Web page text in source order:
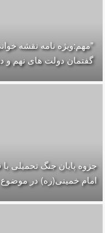
"مهم:ویژه نامه نقشه
گفتمان دولت های نهم و
جزوه پایان جنگ تحمیلی
امام خمینی(ره) در موضوع